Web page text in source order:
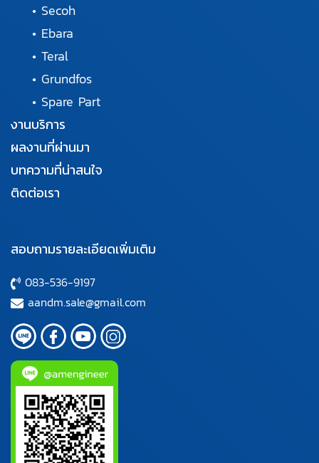
• Secoh
• Ebara
• Teral
• Grundfos
• Spare Part
งานบริการ
ผลงานที่ผ่านมา
บทความที่น่าสนใจ
ติดต่อเรา
สอบถามรายละเอียดเพิ่มเติม
083-536-9197
aandm.sale@gmail.com